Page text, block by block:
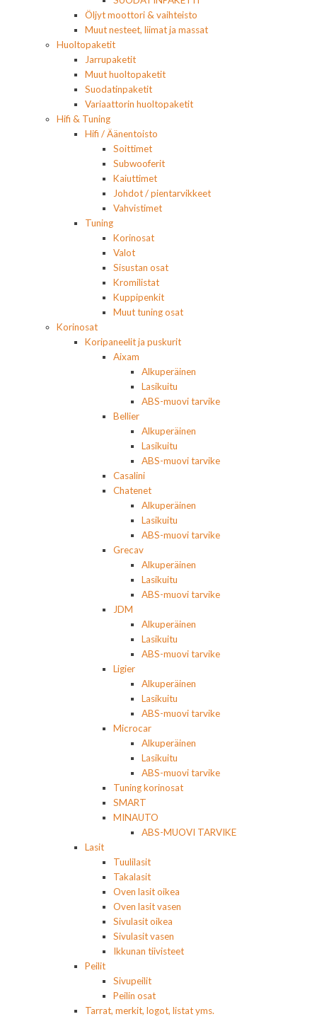
Öljyt moottori & vaihteisto
Muut nesteet, liimat ja massat
Huoltopaketit
Jarrupaketit
Muut huoltopaketit
Suodatinpaketit
Variaattorin huoltopaketit
Hifi & Tuning
Hifi / Äänentoisto
Soittimet
Subwooferit
Kaiuttimet
Johdot / pientarvikkeet
Vahvistimet
Tuning
Korinosat
Valot
Sisustan osat
Kromilistat
Kuppipenkit
Muut tuning osat
Korinosat
Koripaneelit ja puskurit
Aixam
Alkuperäinen
Lasikuitu
ABS-muovi tarvike
Bellier
Alkuperäinen
Lasikuitu
ABS-muovi tarvike
Casalini
Chatenet
Alkuperäinen
Lasikuitu
ABS-muovi tarvike
Grecav
Alkuperäinen
Lasikuitu
ABS-muovi tarvike
JDM
Alkuperäinen
Lasikuitu
ABS-muovi tarvike
Ligier
Alkuperäinen
Lasikuitu
ABS-muovi tarvike
Microcar
Alkuperäinen
Lasikuitu
ABS-muovi tarvike
Tuning korinosat
SMART
MINAUTO
ABS-MUOVI TARVIKE
Lasit
Tuulilasit
Takalasit
Oven lasit oikea
Oven lasit vasen
Sivulasit oikea
Sivulasit vasen
Ikkunan tiivisteet
Peilit
Sivupeilit
Peilin osat
Tarrat, merkit, logot, listat yms.